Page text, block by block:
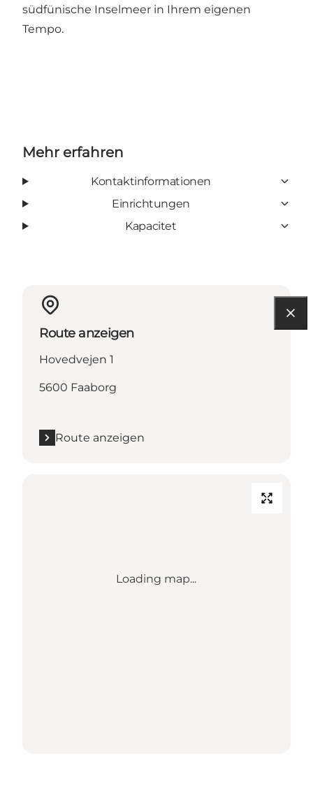
südfünische Inselmeer in Ihrem eigenen
Tempo.
Mehr erfahren
Kontaktinformationen
Einrichtungen
Kapacitet
Route anzeigen
Hovedvejen 1
5600 Faaborg
Route anzeigen
Loading map...